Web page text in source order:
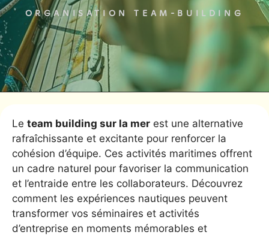
ORGANISATION TEAM-BUILDING
Le team building sur la mer est une alternative
rafraîchissante et excitante pour renforcer la
cohésion d’équipe. Ces activités maritimes offrent
un cadre naturel pour favoriser la communication
et l’entraide entre les collaborateurs. Découvrez
comment les expériences nautiques peuvent
transformer vos séminaires et activités
d’entreprise en moments mémorables et